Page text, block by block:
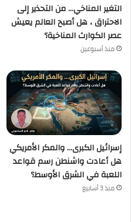
التغير المناخي… من التحذير إلى
الاحتراق ، هل أصبح العالم يعيش
عصر الكوارث المناخية؟
منذ أسبوعين
إسرائيل الكبرى… والمكر الأمريكي
هل أعادت واشنطن رسم قواعد
اللعبة في الشرق الأوسط؟
منذ 3 أسابيع